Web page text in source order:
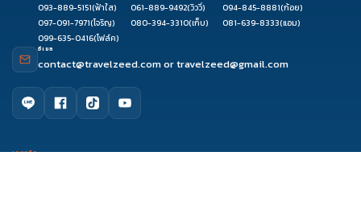
093-889-5151(ฟ้าใส) 061-889-9492(วิววี่) 094-845-8881(ก้อย)
097-091-7971(โจริญ) 080-394-3310(เก็บ) 081-639-8333(แอม)
099-635-0416(โฟล์ค)
อีเมล
contact@travelzeed.comortravelzeed@gmail.com
เมนูหลัก